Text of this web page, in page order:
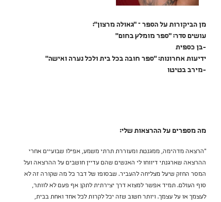
מן הביקורות על הספר – "גאולה מרצון":
עושים סדר: "ספר מומלץ בחום"
-בן כספית
ידיעות אחרונות: "ספר חובה בכל בית ולכל נערה ואישה"
-מירב בטיטו
מה מספרים על ההרצאות שלי:
"הרצאה מדהימה, ממגנטת ומעוררת תרתי משמע, אפילו שבועיים אחרי
ההרצאה שארגנתי דיווחו לי האנשים שהם עדיין חושבים על ההרצאה ועל
המסר החזק שיעל מצליחה להעביר. שבסופו של דבר כל מה שקורה זה לא
סוף העולם. תמיד אפשר למצוא דרך יצירתית לתקן אף פעם לא לוותר,
לעצמך או על עצמך. ויותר חשוב שזה יכל לקרות לכל אחד ואחת בבית,